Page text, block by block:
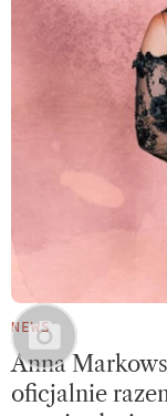
NEWS
Anna
oficjalnie